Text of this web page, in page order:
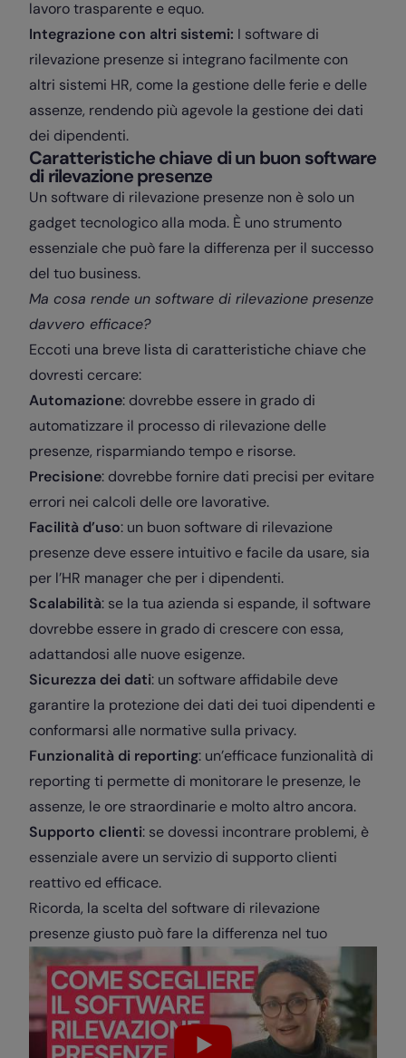
lavoro trasparente e equo.
Integrazione con altri sistemi: I software di
rilevazione presenze si integrano facilmente con
altri sistemi HR, come la gestione delle ferie e delle
assenze, rendendo più agevole la gestione dei dati
dei dipendenti.
Caratteristiche chiave di un buon software
di rilevazione presenze
Un software di rilevazione presenze non è solo un
gadget tecnologico alla moda. È uno strumento
essenziale che può fare la differenza per il successo
del tuo business.
Ma cosa rende un software di rilevazione presenze
davvero efficace?
Eccoti una breve lista di caratteristiche chiave che
dovresti cercare:
Automazione: dovrebbe essere in grado di
automatizzare il processo di rilevazione delle
presenze, risparmiando tempo e risorse.
Precisione: dovrebbe fornire dati precisi per evitare
errori nei calcoli delle ore lavorative.
Facilità d’uso: un buon software di rilevazione
presenze deve essere intuitivo e facile da usare, sia
per l’HR manager che per i dipendenti.
Scalabilità: se la tua azienda si espande, il software
dovrebbe essere in grado di crescere con essa,
adattandosi alle nuove esigenze.
Sicurezza dei dati: un software affidabile deve
garantire la protezione dei dati dei tuoi dipendenti e
conformarsi alle normative sulla privacy.
Funzionalità di reporting: un’efficace funzionalità di
reporting ti permette di monitorare le presenze, le
assenze, le ore straordinarie e molto altro ancora.
Supporto clienti: se dovessi incontrare problemi, è
essenziale avere un servizio di supporto clienti
reattivo ed efficace.
Ricorda, la scelta del software di rilevazione
presenze giusto può fare la differenza nel tuo